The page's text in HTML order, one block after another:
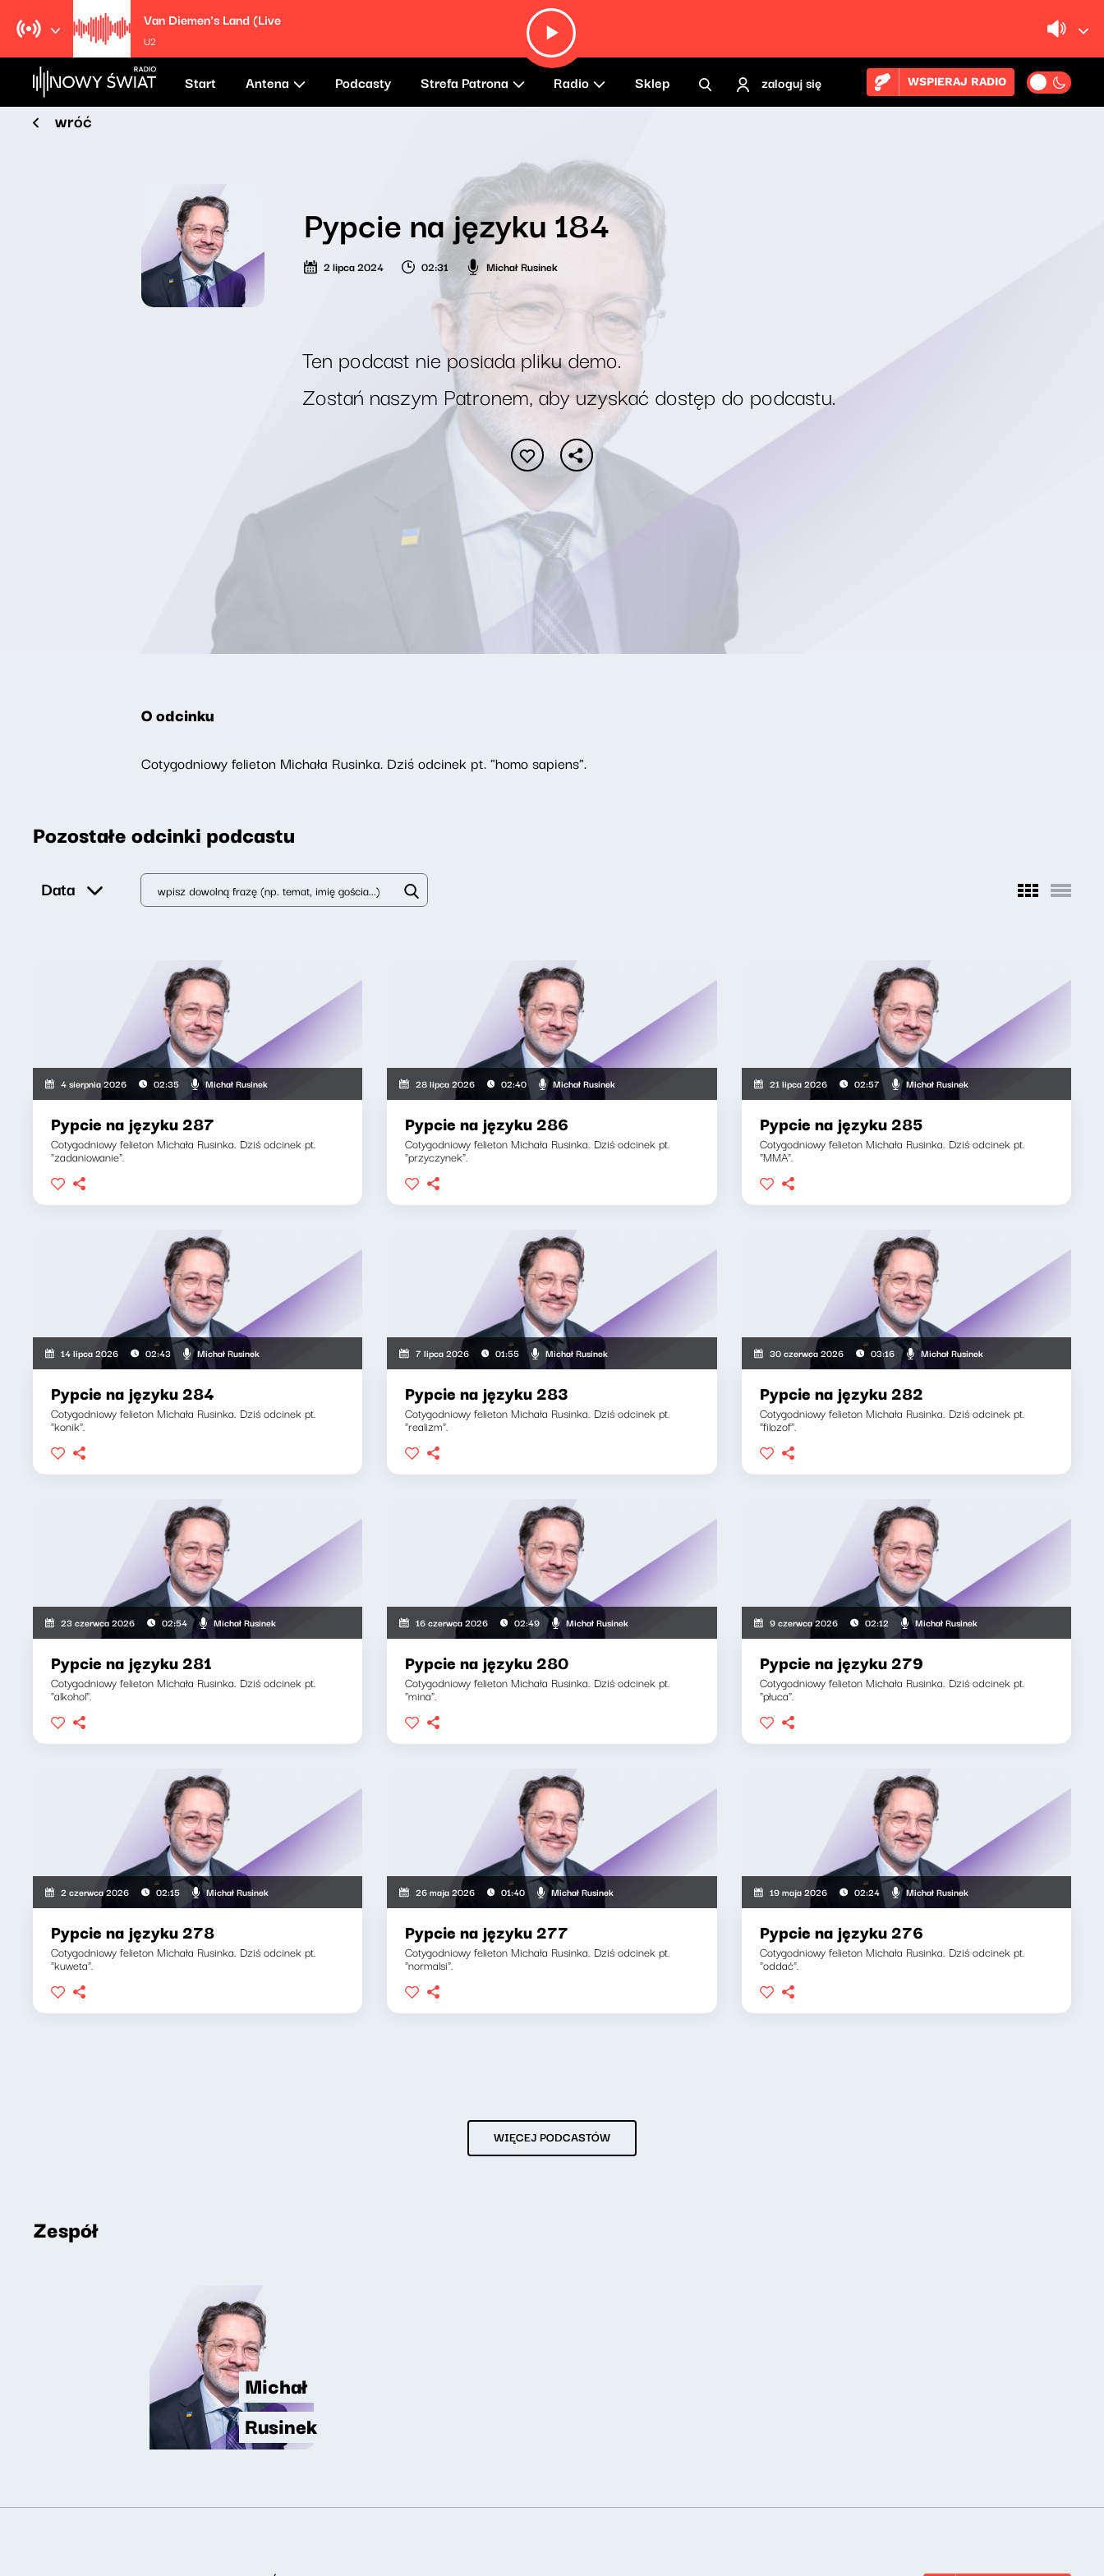
Van Diemen's Land (Live
U2
Start Antena Podcasty Strefa Patrona Radio Sklep zaloguj się WSPIERAJ RADIO
wróć
Pypcie na języku 184
2 lipca 2024 02:31 Michał Rusinek
Ten podcast nie posiada pliku demo.
Zostań naszym Patronem, aby uzyskać dostęp do podcastu.
O odcinku
Cotygodniowy felieton Michała Rusinka. Dziś odcinek pt. "homo sapiens".
Pozostałe odcinki podcastu
Data
4 sierpnia 2026 02:35 Michał Rusinek
Pypcie na języku 287
Cotygodniowy felieton Michała Rusinka. Dziś odcinek pt.
"zadaniowanie".
28 lipca 2026 02:40 Michał Rusinek
Pypcie na języku 286
Cotygodniowy felieton Michała Rusinka. Dziś odcinek pt.
"przyczynek".
21 lipca 2026 02:57 Michał Rusinek
Pypcie na języku 285
Cotygodniowy felieton Michała Rusinka. Dziś odcinek pt.
"MMA".
14 lipca 2026 02:43 Michał Rusinek
Pypcie na języku 284
Cotygodniowy felieton Michała Rusinka. Dziś odcinek pt.
"konik".
7 lipca 2026 01:55 Michał Rusinek
Pypcie na języku 283
Cotygodniowy felieton Michała Rusinka. Dziś odcinek pt.
"realizm".
30 czerwca 2026 03:16 Michał Rusinek
Pypcie na języku 282
Cotygodniowy felieton Michała Rusinka. Dziś odcinek pt.
"filozof".
23 czerwca 2026 02:54 Michał Rusinek
Pypcie na języku 281
Cotygodniowy felieton Michała Rusinka. Dziś odcinek pt.
"alkohol".
16 czerwca 2026 02:49 Michał Rusinek
Pypcie na języku 280
Cotygodniowy felieton Michała Rusinka. Dziś odcinek pt.
"mina".
9 czerwca 2026 02:12 Michał Rusinek
Pypcie na języku 279
Cotygodniowy felieton Michała Rusinka. Dziś odcinek pt.
"płuca".
2 czerwca 2026 02:15 Michał Rusinek
Pypcie na języku 278
Cotygodniowy felieton Michała Rusinka. Dziś odcinek pt.
"kuweta".
26 maja 2026 01:40 Michał Rusinek
Pypcie na języku 277
Cotygodniowy felieton Michała Rusinka. Dziś odcinek pt.
"normalsi".
19 maja 2026 02:24 Michał Rusinek
Pypcie na języku 276
Cotygodniowy felieton Michała Rusinka. Dziś odcinek pt.
"oddać".
WIĘCEJ PODCASTÓW
Zespół
Michał
Rusinek